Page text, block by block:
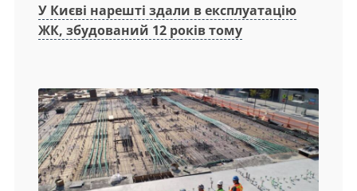
У Києві нарешті здали в експлуатацію
ЖК, збудований 12 років тому